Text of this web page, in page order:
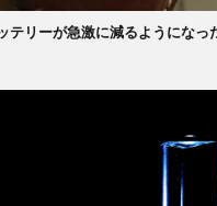
リーが急激に減るようになっ